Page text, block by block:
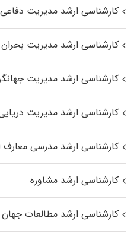
کارشناسی ارشد مدیریت دفاعی ۲
کارشناسی ارشد مدیریت بحران
کارشناسی ارشد مدیریت
کارشناسی ارشد مدیریت
کارشناسی ارشد مدرسی معارف
کارشناسی ارشد مشاوره
کارشناسی ارشد مطالعات جهان